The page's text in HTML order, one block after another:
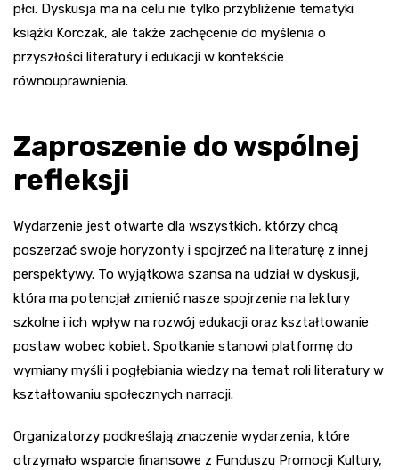
płci. Dyskusja ma na celu nie tylko przybliżenie tematyki
książki Korczak, ale także zachęcenie do myślenia o
przyszłości literatury i edukacji w kontekście
równouprawnienia.
Zaproszenie do wspólnej
refleksji
Wydarzenie jest otwarte dla wszystkich, którzy chcą
poszerzać swoje horyzonty i spojrzeć na literaturę z innej
perspektywy. To wyjątkowa szansa na udział w dyskusji,
która ma potencjał zmienić nasze spojrzenie na lektury
szkolne i ich wpływ na rozwój edukacji oraz kształtowanie
postaw wobec kobiet. Spotkanie stanowi platformę do
wymiany myśli i pogłębiania wiedzy na temat roli literatury w
kształtowaniu społecznych narracji.
Organizatorzy podkreślają znaczenie wydarzenia, które
otrzymało wsparcie finansowe z Funduszu Promocji Kultury,